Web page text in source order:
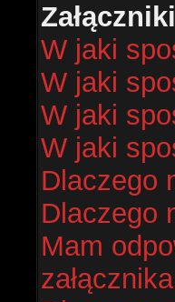
Załączniki
W jaki
W jaki
W jaki
W jaki
Dlaczego
Dlaczego
Mam